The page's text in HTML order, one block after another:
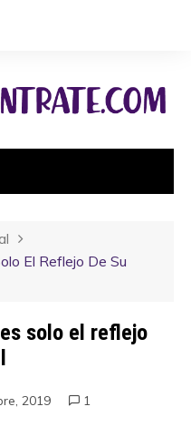
El Reflejo De Su
solo el reflejo
2019 1